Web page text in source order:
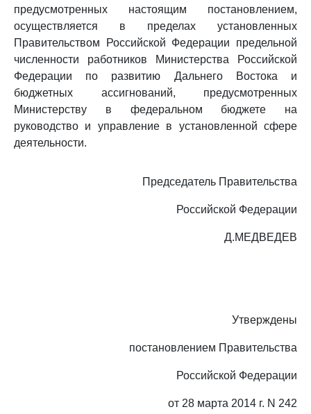
предусмотренных настоящим постановлением,
осуществляется в пределах установленных
Правительством Российской Федерации предельной
численности работников Министерства Российской
Федерации по развитию Дальнего Востока и
бюджетных ассигнований, предусмотренных
Министерству в федеральном бюджете на
руководство и управление в установленной сфере
деятельности.
Председатель Правительства
Российской Федерации
Д.МЕДВЕДЕВ
Утверждены
постановлением Правительства
Российской Федерации
от 28 марта 2014 г. N 242